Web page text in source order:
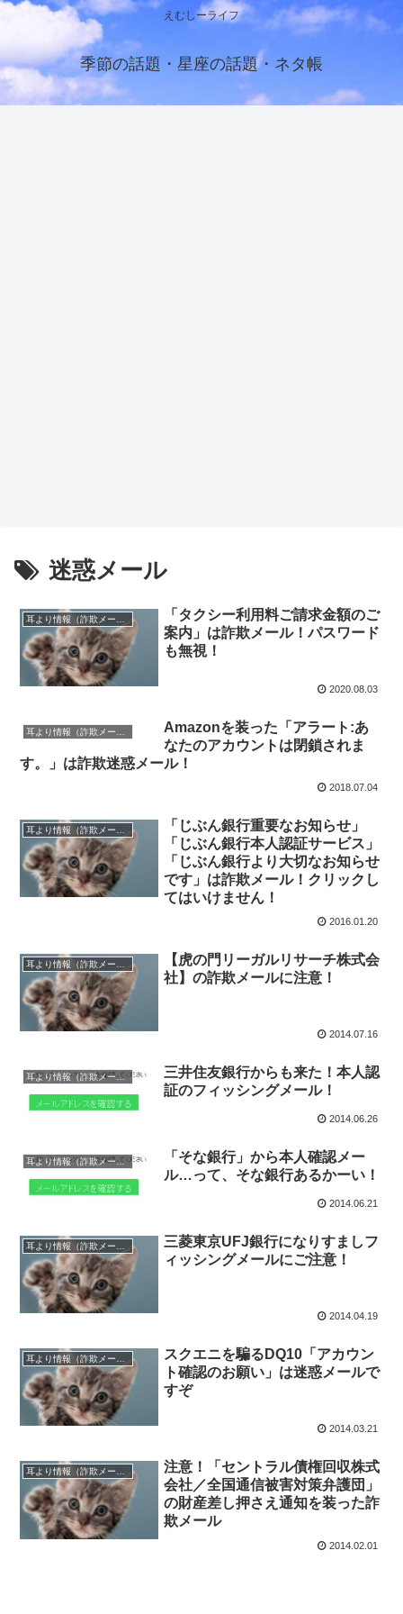
えむしーライフ
季節の話題・星座の話題・ネタ帳
迷惑メール
「タクシー利用料ご請求金額のご
案内」は詐欺メール！パスワード
も無視！
2020.08.03
Amazonを装った「アラート:あ
なたのアカウントは閉鎖されま
す。」は詐欺迷惑メール！
2018.07.04
「じぶん銀行重要なお知らせ」
「じぶん銀行本人認証サービス」
「じぶん銀行より大切なお知らせ
です」は詐欺メール！クリックし
てはいけません！
2016.01.20
【虎の門リーガルリサーチ株式会
社】の詐欺メールに注意！
2014.07.16
耳より情報（詐欺メール注意報）
三井住友銀行からも来た！本人認
証のフィッシングメール！
2014.06.26
耳より情報（詐欺メール注意報）
「そな銀行」から本人確認メー
ル…って、そな銀行あるかーい！
2014.06.21
三菱東京UFJ銀行になりすましフ
ィッシングメールにご注意！
2014.04.19
耳より情報（詐欺メール注意報）
スクエニを騙るDQ10「アカウン
ト確認のお願い」は迷惑メールで
すぞ
2014.03.21
耳より情報（詐欺メール注意報）
注意！「セントラル債権回収株式
会社／全国通信被害対策弁護団」
の財産差し押さえ通知を装った詐
欺メール
2014.02.01